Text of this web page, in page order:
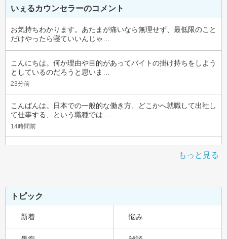
いぇるカウンセラーのコメント
お気持ちわかります。あたまが痛いなら無理せず、最低限のこと
だけやったら寝ていいんじゃ…
こんにちは。何か理由や目的があってバイトの掛け持ちをしよう
としているのだろうと思いま…
23分前
こんばんは。日本での一般的な働き方、どこかへ就職して出社し
て仕事する、という職種では…
14時間前
もっと見る
トピック
新着 悩み